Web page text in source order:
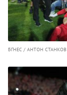
БГНЕС / АНТОН СТАНКОВ